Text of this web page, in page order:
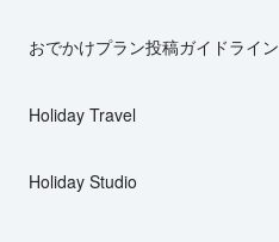
おでかけプラン投稿ガイドライン
Holiday Travel
Holiday Studio